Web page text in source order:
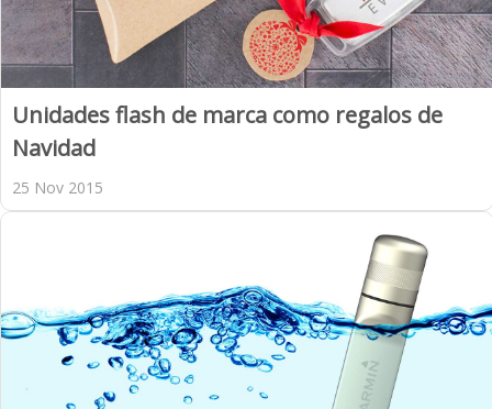
Unidades flash de marca como regalos de
Navidad
25 Nov 2015